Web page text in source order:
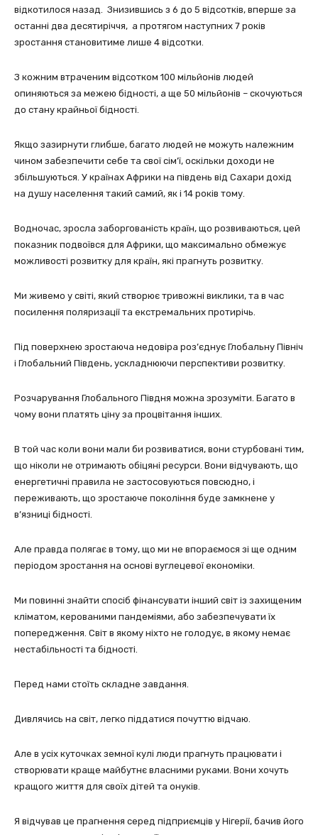
відкотилося назад. Знизившись з 6 до 5 відсотків, вперше за
останні два десятиріччя, а протягом наступних 7 років
зростання становитиме лише 4 відсотки.
З кожним втраченим відсотком 100 мільйонів людей
опиняються за межею бідності, а ще 50 мільйонів – скочуються
до стану крайньої бідності.
Якщо зазирнути глибше, багато людей не можуть належним
чином забезпечити себе та свої сім’ї, оскільки доходи не
збільшуються. У країнах Африки на південь від Сахари дохід
на душу населення такий самий, як і 14 років тому.
Водночас, зросла заборгованість країн, що розвиваються, цей
показник подвоївся для Африки, що максимально обмежує
можливості розвитку для країн, які прагнуть розвитку.
Ми живемо у світі, який створює тривожні виклики, та в час
посилення поляризації та екстремальних протирічь.
Під поверхнею зростаюча недовіра роз’єднує Глобальну Північ
і Глобальний Південь, ускладнюючи перспективи розвитку.
Розчарування Глобального Півдня можна зрозуміти. Багато в
чому вони платять ціну за процвітання інших.
В той час коли вони мали би розвиватися, вони стурбовані тим,
що ніколи не отримають обіцяні ресурси. Вони відчувають, що
енергетичні правила не застосовуються повсюдно, і
переживають, що зростаюче покоління буде замкнене у
в’язниці бідності.
Але правда полягає в тому, що ми не впораємося зі ще одним
періодом зростання на основі вуглецевої економіки.
Ми повинні знайти спосіб фінансувати інший світ із захищеним
кліматом, керованими пандеміями, або забезпечувати їх
попередження. Світ в якому ніхто не голодує, в якому немає
нестабільності та бідності.
Перед нами стоїть складне завдання.
Дивлячись на світ, легко піддатися почуттю відчаю.
Але в усіх куточках земної кулі люди прагнуть працювати і
створювати краще майбутнє власними руками. Вони хочуть
кращого життя для своїх дітей та онуків.
Я відчував це прагнення серед підприємців у Нігерії, бачив його